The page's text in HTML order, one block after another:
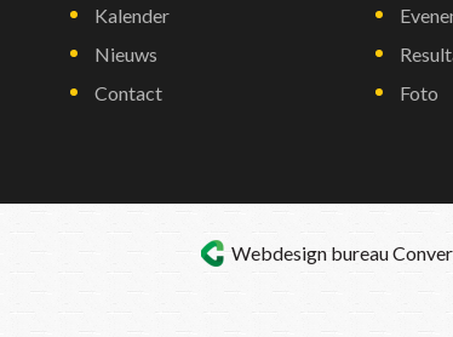
Kalender
Nieuws
Contact
Foto
Webdesign bureau